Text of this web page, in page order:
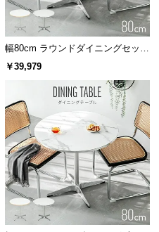
幅80cm ラウンドダイニングセット
大理石調 無地ホワイト 丸テーブル
￥39,979